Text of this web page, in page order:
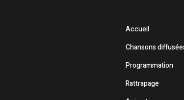
Accueil
Chansons
Programmation
Rattrapage